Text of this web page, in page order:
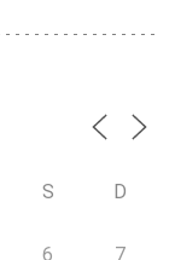
S D
6 7